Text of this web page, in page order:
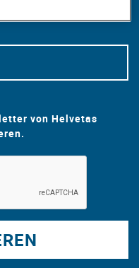
von Helvetas